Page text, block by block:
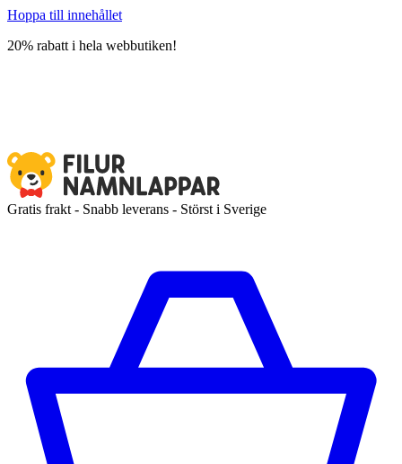
Hoppa till innehållet
20% rabatt i hela webbutiken!
Gratis frakt - Snabb leverans - Störst i Sverige